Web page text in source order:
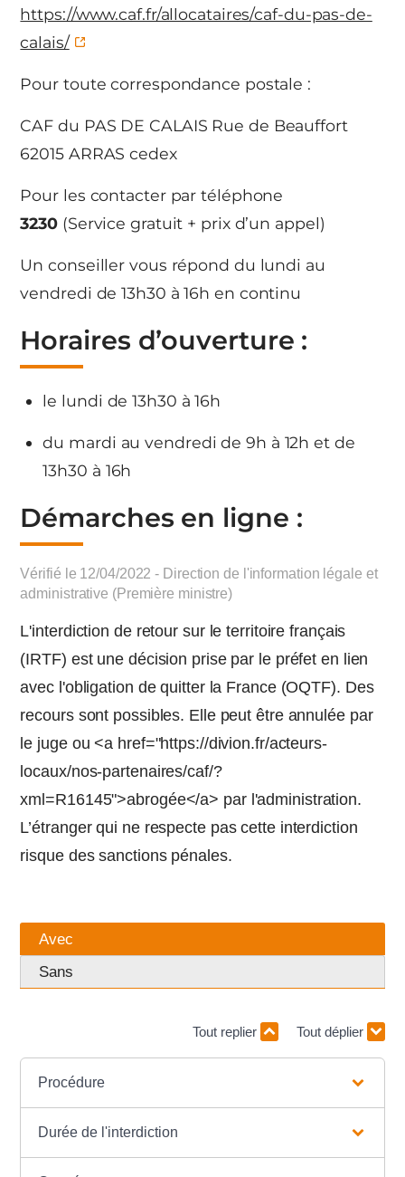
https://www.caf.fr/allocataires/caf-du-pas-de-
calais/
Pour toute correspondance postale :
CAF du PAS DE CALAIS Rue de Beauffort
62015 ARRAS cedex
Pour les contacter par téléphone
3230 (Service gratuit + prix d’un appel)
Un conseiller vous répond du lundi au
vendredi de 13h30 à 16h en continu
Horaires d’ouverture :
le lundi de 13h30 à 16h
du mardi au vendredi de 9h à 12h et de
13h30 à 16h
Démarches en ligne :
Vérifié le 12/04/2022 - Direction de l'information légale et
administrative (Première ministre)
L'interdiction de retour sur le territoire français
(IRTF) est une décision prise par le préfet en lien
avec l'obligation de quitter la France (OQTF). Des
recours sont possibles. Elle peut être annulée par
le juge ou <a href="https://divion.fr/acteurs-
locaux/nos-partenaires/caf/?
xml=R16145">abrogée</a> par l'administration.
L’étranger qui ne respecte pas cette interdiction
risque des sanctions pénales.
Avec
Sans
Tout replier Tout déplier
Procédure
Durée de l'interdiction